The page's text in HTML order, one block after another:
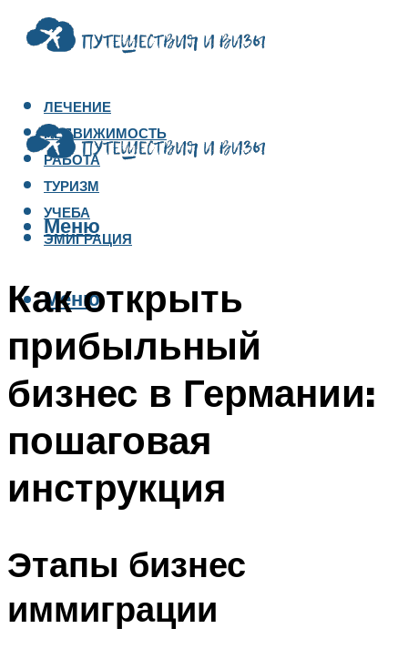
ЛЕЧЕНИЕ
НЕДВИЖИМОСТЬ
РАБОТА
ТУРИЗМ
УЧЕБА
ЭМИГРАЦИЯ
Меню
Меню
Как открыть
прибыльный
бизнес в Германии:
пошаговая
инструкция
Этапы бизнес
иммиграции